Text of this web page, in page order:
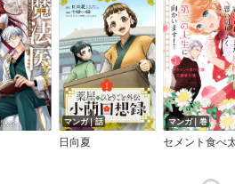
マンガ｜話
日向夏
マンガ｜巻
セメント食べ